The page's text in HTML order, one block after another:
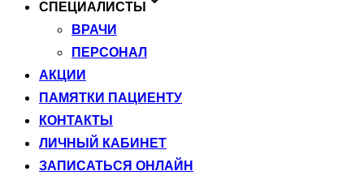
СПЕЦИАЛИСТЫ
ВРАЧИ
ПЕРСОНАЛ
АКЦИИ
ПАМЯТКИ ПАЦИЕНТУ
КОНТАКТЫ
ЛИЧНЫЙ КАБИНЕТ
ЗАПИСАТЬСЯ ОНЛАЙН